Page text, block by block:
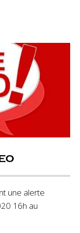
une alerte
16h au